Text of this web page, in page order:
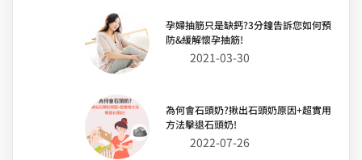
孕婦抽筋只是缺鈣?3分鐘告訴您如何預
防&緩解懷孕抽筋!
2021-03-30
為何會石頭奶?揪出石頭奶原因+超實用
方法擊退石頭奶!
2022-07-26